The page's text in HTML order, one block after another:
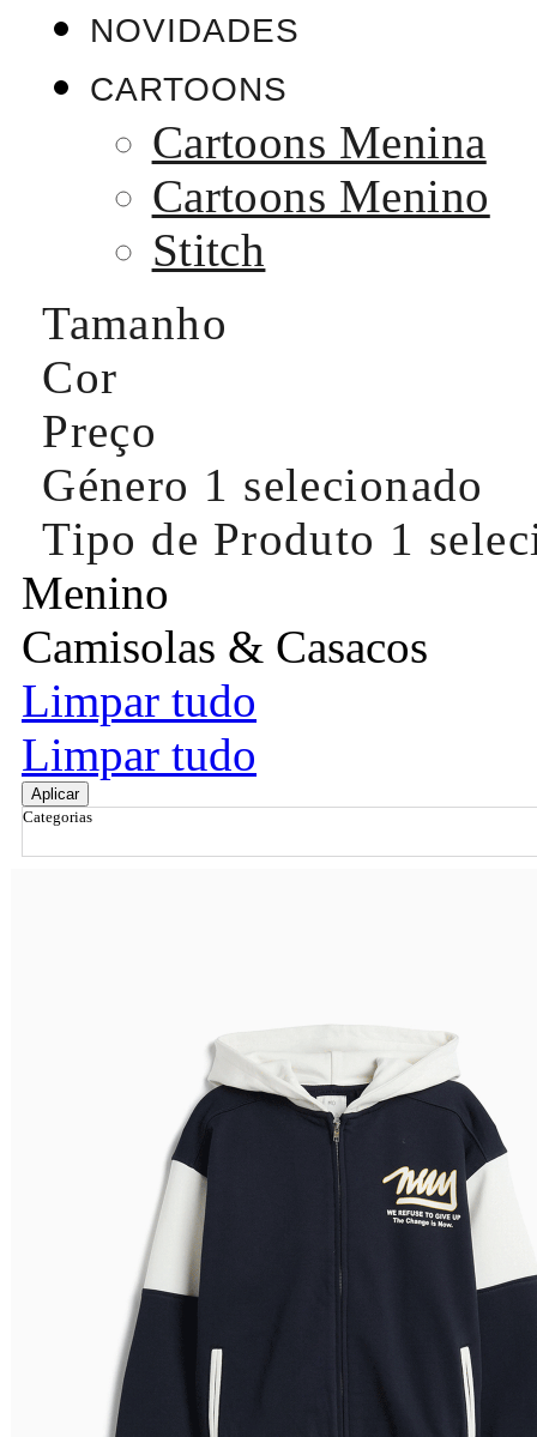
NOVIDADES
CARTOONS
Cartoons Menina
Cartoons Menino
Stitch
Tamanho
Cor
Preço
Género 1 selecionado
Tipo de Produto 1
Menino
Camisolas & Casacos
Limpar tudo
Limpar tudo
Aplicar
Categorias
Nome do Produto Z - A